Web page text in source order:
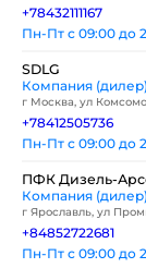
+78432111167
Пн-Пт с 09:00 до
SDLG
Компания
г Москва, ул
+78412505736
Пн-Пт с 09:00 до
ПФК Дизель-
Компания (дилер)
г Ярославль, ул
+84852722681
Пн-Пт с 09:00 до